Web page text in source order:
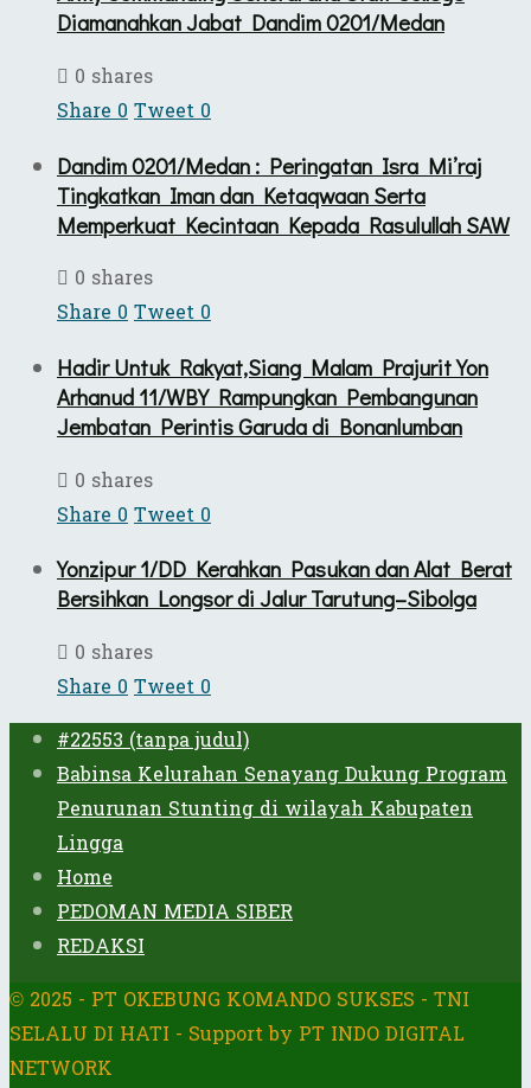
Diamanahkan Jabat Dandim 0201/Medan
0 shares
Share0Tweet0
Dandim 0201/Medan : Peringatan Isra Mi’raj
Tingkatkan Iman dan Ketaqwaan Serta
Memperkuat Kecintaan Kepada Rasulullah SAW
0 shares
Share0Tweet0
Hadir Untuk Rakyat,Siang Malam Prajurit Yon
Arhanud 11/WBY Rampungkan Pembangunan
Jembatan Perintis Garuda di Bonanlumban
0 shares
Share0Tweet0
Yonzipur 1/DD Kerahkan Pasukan dan Alat Berat
Bersihkan Longsor di Jalur Tarutung–Sibolga
0 shares
Share0Tweet0
#22553 (tanpa judul)
Babinsa Kelurahan Senayang Dukung Program
Penurunan Stunting di wilayah Kabupaten
Lingga
Home
PEDOMAN MEDIA SIBER
REDAKSI
© 2025 - PT OKEBUNG KOMANDO SUKSES - TNI
SELALU DI HATI - Support by PT INDO DIGITAL
NETWORK